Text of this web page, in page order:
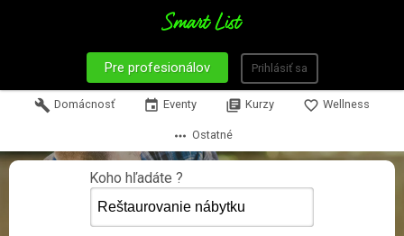
Pre profesionálov Prihlásiť sa
build Domácnosť event Eventy library_books Kurzy favorite_border Wellness
more_horiz Ostatné
Koho hľadáte ?